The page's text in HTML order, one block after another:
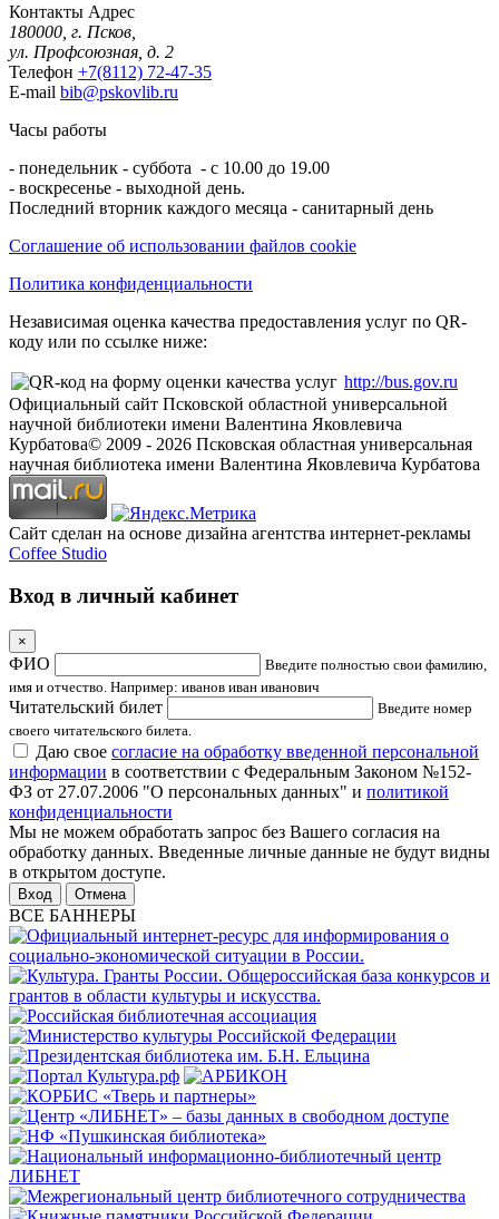
Контакты Адрес
180000, г. Псков,
ул. Профсоюзная, д. 2
Телефон +7(8112) 72-47-35
E-mail bib@pskovlib.ru
Часы работы
- понедельник - суббота - с 10.00 до 19.00
- воскресенье - выходной день.
Последний вторник каждого месяца - санитарный день
Соглашение об использовании файлов cookie
Политика конфиденциальности
Независимая оценка качества предоставления услуг по QR-
коду или по ссылке ниже:
http://bus.gov.ru
Официальный сайт Псковской областной универсальной
научной библиотеки имени Валентина Яковлевича
Курбатова© 2009 - 2026 Псковская областная универсальная
научная библиотека имени Валентина Яковлевича Курбатова
Сайт сделан на основе дизайна агентства интернет-рекламы
Coffee Studio
Вход в личный кабинет
×
ФИО
Введите полностью свои фамилию,
имя и отчество. Например: иванов иван иванович
Читательский билет
Введите номер
своего читательского билета.
Даю свое согласие на обработку введенной персональной
информации в соответствии с Федеральным Законом №152-
ФЗ от 27.07.2006 "О персональных данных" и политикой
конфиденциальности
Мы не можем обработать запрос без Вашего согласия на
обработку данных. Введенные личные данные не будут видны
в открытом доступе.
Отмена
ВСЕ БАННЕРЫ